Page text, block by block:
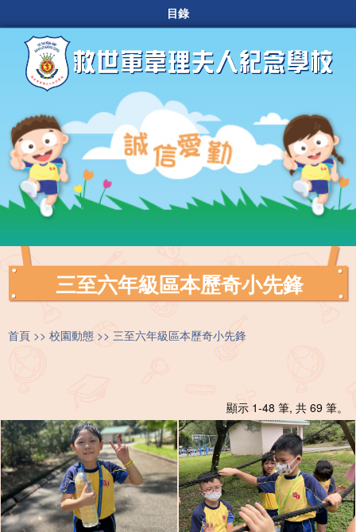
目錄
三至六年級區本歷奇小先鋒
首頁 校園動態 三至六年級區本歷奇小先鋒
顯示 1-48 筆, 共 69 筆。